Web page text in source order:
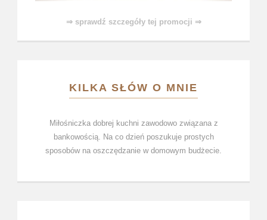
⇒ sprawdź szczegóły tej promocji ⇒
KILKA SŁÓW O MNIE
Miłośniczka dobrej kuchni zawodowo związana z
bankowością. Na co dzień poszukuje prostych
sposobów na oszczędzanie w domowym budżecie.